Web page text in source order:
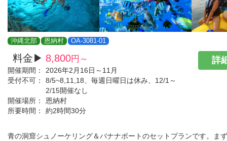
沖縄北部 恩納村 OA-3081-01
料金▶ 8,800円～
開催期間：
2026年2月16日～11月
受付不可：
8/5~8,11,18、毎週日曜日は休み、12/1～
2/15開催なし
開催場所：
恩納村
所要時間：
約2時間30分
詳
青の洞窟シュノーケリング＆バナナボートのセットプランです。ま